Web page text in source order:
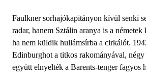
Faulkner sorhajókapitányon kívül senki
radar, hanem Sztálin aranya is a
ha nem küldik hullámsírba a cirkálót.
Edinburghot a titkos rakományával,
együtt elnyelték a Barents-tenger fagyos